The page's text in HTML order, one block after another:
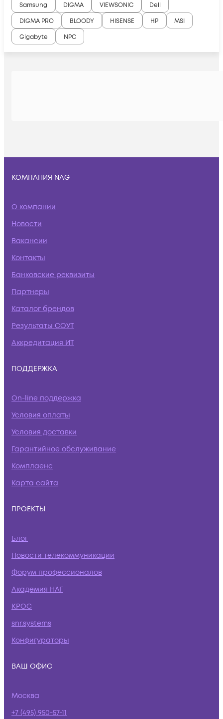
Samsung
DIGMA VIEWSONIC
Dell
DIGMA PRO
BLOODY HISENSE HP
MSI
Gigabyte
NPC
КОМПАНИЯ NAG
О компании
Новости
Вакансии
Контакты
Банковские реквизиты
Партнеры
Каталог брендов
Результаты СОУТ
Аккредитация ИТ
ПОДДЕРЖКА
On-line поддержка
Условия оплаты
Условия доставки
Гарантийное обслуживание
Комплаенс
Карта сайта
ПРОЕКТЫ
Блог
Новости телекоммуникаций
Форум профессионалов
Академия НАГ
КРОС
snr.systems
Конфигураторы
ВАШ ОФИС
Москва
+7 (495) 950-57-11